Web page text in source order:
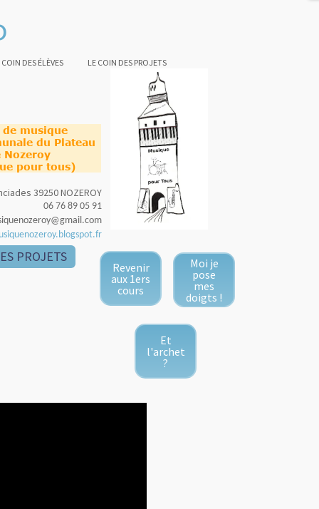
COIN DES ÉLÈVES LE COIN DES PROJETS
de musique
du Plateau
Nozeroy
pour tous)
39250 NOZEROY
06 76 89 05 91
PROJETS
Revenir
aux 1ers
cours
Moi je
pose
mes
doigts !
Et
l'archet
?